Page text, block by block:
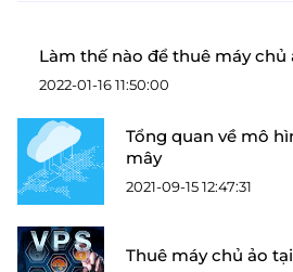
Làm thế nào để thuê máy chủ
2022-01-16 11:50:00
Tổng quan về mô
mây
2021-09-15 12:47:31
Thuê máy chủ ảo